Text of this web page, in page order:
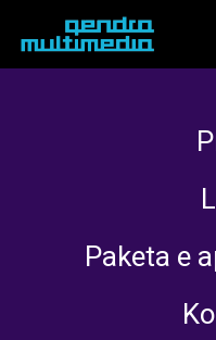
Paketa e